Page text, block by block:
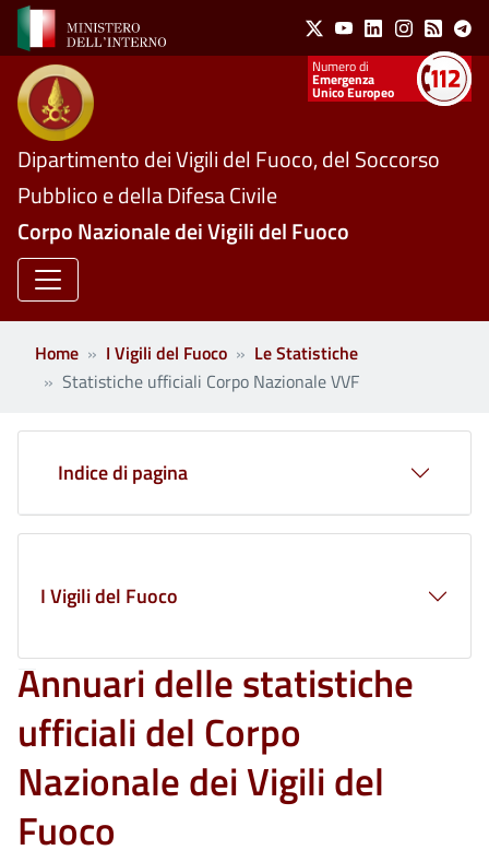
Salta al contenuto principale Social Menu
X YoutubeLinkedinInstagram
Feed
Numeri utili
Emergenza
Unico Europeo
Dipartimento dei Vigili del Fuoco, del Soccorso
Pubblico e della Difesa Civile
Corpo Nazionale dei Vigili del Fuoco
Home I Vigili del Fuoco
Le Statistiche
Statistiche ufficiali Corpo Nazionale VVF
Annuari delle statistiche
ufficiali del Corpo
Nazionale dei Vigili del
Fuoco
Indice di pagina
I Vigili del Fuoco